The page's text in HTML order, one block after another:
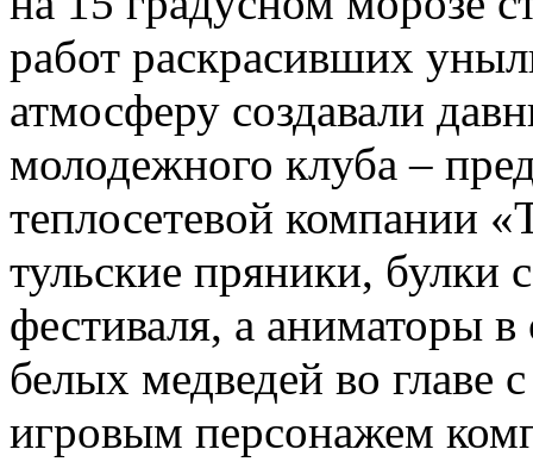
работ раскрасивших
атмосферу создавали
молодежного клуба –
теплосетевой компании
тульские пряники, булки
фестиваля, а аниматоры
белых медведей во главе
игровым персонажем